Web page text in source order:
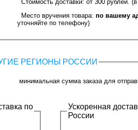
Стоимость доставки: от 300 рублей.
Место вручения товара: по вашему
уточняйте по телефону)
РЕГИОНЫ РОССИИ
минимальная сумма заказа для
по
Ускоренная
России